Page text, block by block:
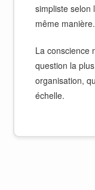
simpliste selon
même manière.
La conscience
question la
organisation,
échelle.